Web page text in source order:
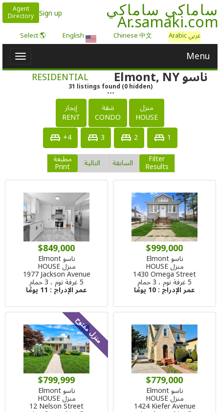
ساماكي ساماكي
Ar.samaki.com
Sign up
Agent
Directory
عربي Arabic Chinese 中文
English
🌎 Select
Toggle Menu
ناسو Elmont, NY RESIDENTIAL
31 listings found (0hidden)
---
منزل
HOUSE
شقة
CONDO
إيجار
RENT
1
2
3
4+
Filter
Results السابقة التالية مطبعة
Print
$999,000
ناسو Elmont
منزل HOUSE
1430 Omega Street
5 غرفة نوم ، 3 حمام
عمر الإدراج :10 يومًا
$849,000
ناسو Elmont
منزل HOUSE
1977 Jackson Avenue
5 غرفة نوم ، 3 حمام
عمر الإدراج : 11 يومًا
$779,000
ناسو Elmont
منزل HOUSE
1424 Kiefer Avenue
منزل مفتوح
$799,999
ناسو Elmont
منزل HOUSE
12 Nelson Street